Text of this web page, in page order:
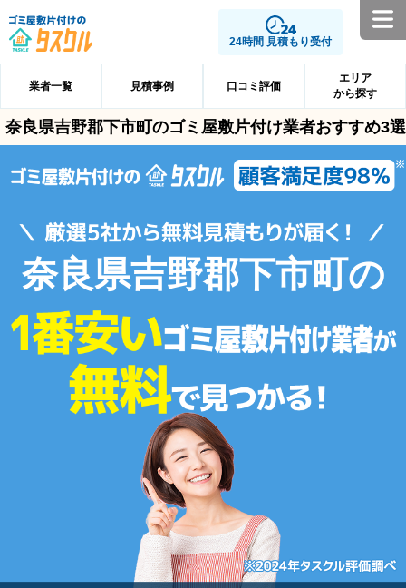
24時間 見積もり受付
業者一覧 見積事例 口コミ評価
エリア
から探す
奈良県吉野郡下市町のゴミ屋敷片付け業者おすすめ3選
奈良県吉野郡下市町の